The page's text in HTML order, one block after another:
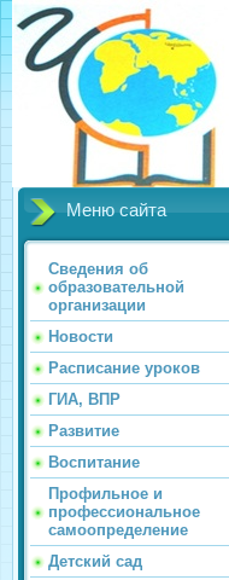
Меню сайта
Сведения об
образовательной
организации
Новости
Расписание уроков
ГИА, ВПР
Развитие
Воспитание
Профильное и
профессиональное
самоопределение
Детский сад